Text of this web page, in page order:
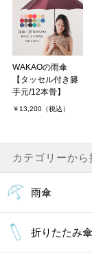
非公開 投稿日：
カーブしたフォ
材も安っぽい感
の幅も大きいの
すが、とても気
WAKAOの雨傘
【タッセル付き籐
手元/12本骨】
￥13,200（税込）
カテゴリーから
雨傘
折りたたみ傘